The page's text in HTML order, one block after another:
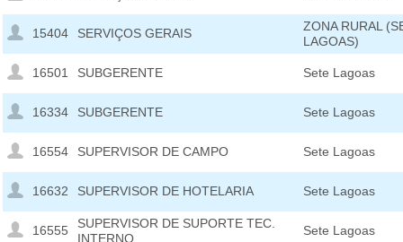
15404 SERVIÇOS GERAIS
ZONA RURAL
LAGOAS)
16501 SUBGERENTE Sete Lagoas
16334 SUBGERENTE Sete Lagoas
16554 SUPERVISOR DE CAMPO Sete Lagoas
16632 SUPERVISOR DE HOTELARIA Sete Lagoas
16555
SUPERVISOR DE SUPORTE TEC.
INTERNO
Sete Lagoas